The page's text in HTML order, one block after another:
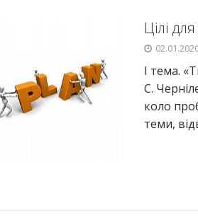
Цілі
І тема.
С.
коло
теми,